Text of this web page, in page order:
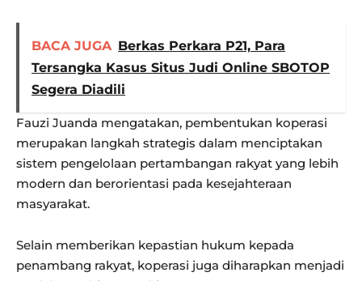
BACA JUGA Berkas Perkara P21, Para
Tersangka Kasus Situs Judi Online SBOTOP
Segera Diadili
Fauzi Juanda mengatakan, pembentukan koperasi
merupakan langkah strategis dalam menciptakan
sistem pengelolaan pertambangan rakyat yang lebih
modern dan berorientasi pada kesejahteraan
masyarakat.
Selain memberikan kepastian hukum kepada
penambang rakyat, koperasi juga diharapkan menjadi